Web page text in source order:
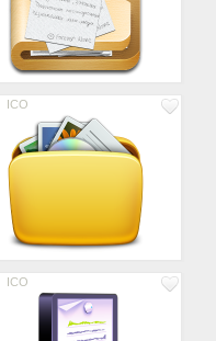
ICO
ICO